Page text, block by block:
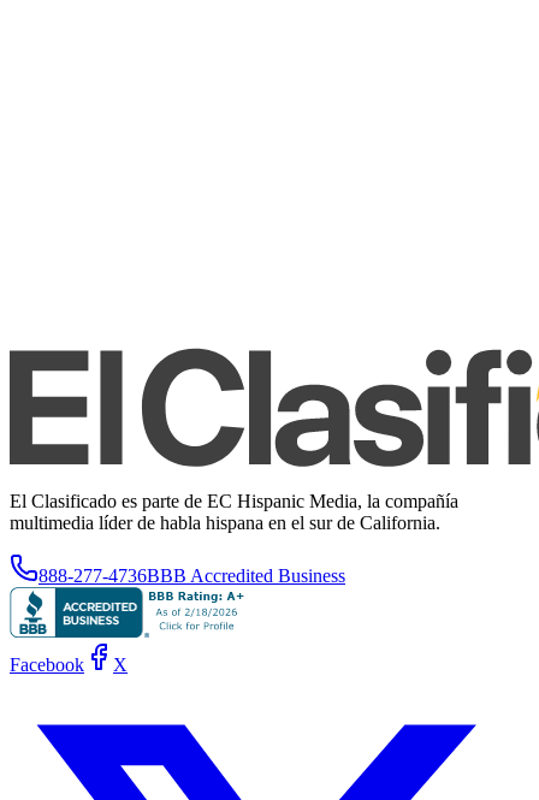
El Clasificado es parte de EC Hispanic Media, la compañía
multimedia líder de habla hispana en el sur de California.
888-277-4736BBB Accredited Business
Facebook X